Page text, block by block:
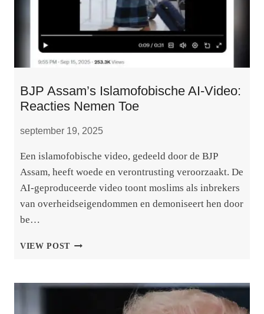
BJP Assam’s Islamofobische AI-Video:
Reacties Nemen Toe
september 19, 2025
Een islamofobische video, gedeeld door de BJP
Assam, heeft woede en verontrusting veroorzaakt. De
AI-geproduceerde video toont moslims als inbrekers
van overheidseigendommen en demoniseert hen door
be…
VIEW POSTBJP